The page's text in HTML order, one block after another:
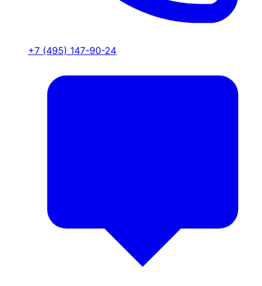
+7 (495) 147-90-24